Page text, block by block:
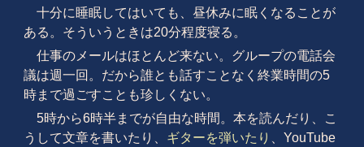
十分に睡眠してはいても、昼休みに眠くなることが
ある。そういうときは20分程度寝る。
仕事のメールはほとんど来ない。グループの電話会
議は週一回。だから誰とも話すことなく終業時間の5
時まで過ごすことも珍しくない。
5時から6時半までが自由な時間。本を読んだり、こ
うして文章を書いたり、 ギターを弾いたり
、YouTube